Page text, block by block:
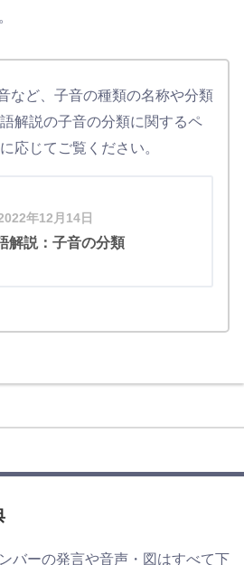
など、子音の種類の名称や分類
解説の子音の分類に関するペ
応じてご覧ください。
年12月14日
解説：子音の分類
バーの発言や音声・図はすべて下